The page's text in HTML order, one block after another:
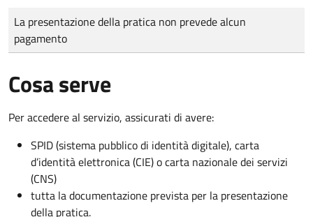
Tipo di pagamento
Importo
La presentazione della pratica non prevede alcun
pagamento
Cosa serve
Per accedere al servizio, assicurati di avere:
SPID (sistema pubblico di identità digitale), carta
d’identità elettronica (CIE) o carta nazionale dei servizi
(CNS)
tutta la documentazione prevista per la presentazione
della pratica.